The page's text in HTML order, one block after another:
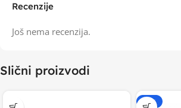
Recenzije
Još nema recenzija.
Slični proizvodi
-15%